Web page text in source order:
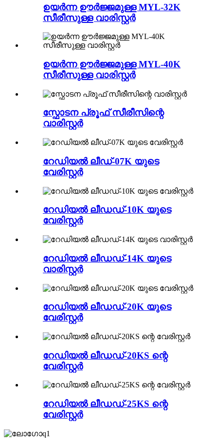
ഉയർന്ന ഊർജ്ജമുള്ള MYL-32K
സീരീസുള്ള വാരിസ്റ്റർ
ഉയർന്ന ഊർജ്ജമുള്ള MYL-40K
സീരീസുള്ള വാരിസ്റ്റർ
സ്ഫോടന പ്രൂഫ് സീരീസിന്റെ
വാരിസ്റ്റർ
റേഡിയൽ ലീഡ്-07K യുടെ
വേരിസ്റ്റർ
റേഡിയൽ ലീഡഡ്-10K യുടെ
വേരിസ്റ്റർ
റേഡിയൽ ലീഡഡ്-14K യുടെ
വാരിസ്റ്റർ
റേഡിയൽ ലീഡഡ്-20K യുടെ
വേരിസ്റ്റർ
റേഡിയൽ ലീഡഡ്-20KS ന്റെ
വേരിസ്റ്റർ
റേഡിയൽ ലീഡഡ്-25KS ന്റെ
വേരിസ്റ്റർ